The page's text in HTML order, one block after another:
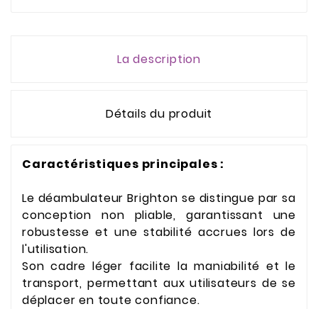
La description
Détails du produit
Caractéristiques principales :
Le déambulateur Brighton se distingue par sa
conception non pliable, garantissant une
robustesse et une stabilité accrues lors de
l'utilisation.
Son cadre léger facilite la maniabilité et le
transport, permettant aux utilisateurs de se
déplacer en toute confiance.